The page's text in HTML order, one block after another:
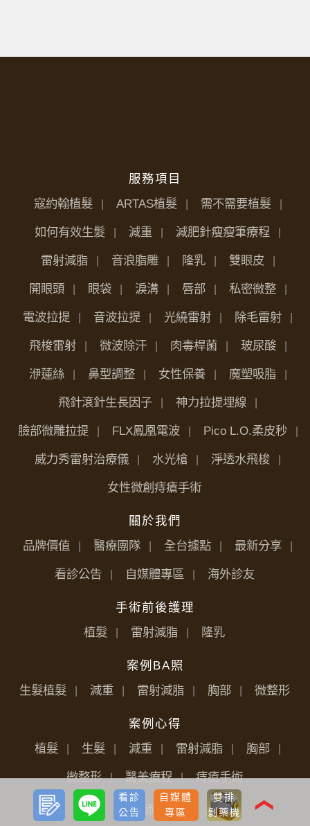
雙排
剝藥機
自媒體
專區
看診
公告
預約
諮詢
LINE
❮
服務項目
寇約翰植髮
ARTAS植髮 需不需要植髮
如何有效生髮 減重 減肥針瘦瘦筆療程
雷射減脂 音浪脂雕 隆乳 雙眼皮
開眼頭 眼袋 淚溝 唇部 私密微整
電波拉提 音波拉提 光繞雷射 除毛雷射
飛梭雷射 微波除汗 肉毒桿菌 玻尿酸
洢蓮絲 鼻型調整 女性保養 魔塑吸脂
飛針滾針生長因子 神力拉提埋線
臉部微雕拉提 FLX鳳凰電波 Pico L.O.柔皮秒
威力秀雷射治療儀 水光槍 淨透水飛梭
女性微創痔瘡手術
關於我們
品牌價值
醫療團隊 全台據點 最新分享
看診公告 自媒體專區 海外診友
手術前後護理
植髮
雷射減脂 隆乳
案例BA照
生髮植髮
減重 雷射減脂 胸部 微整形
案例心得
植髮
生髮 減重 雷射減脂 胸部
微整形 醫美療程 痔瘡手術
醫師分享